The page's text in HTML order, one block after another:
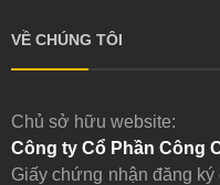
VỀ CHÚNG TÔI
Chủ sở hữu website:
Công ty Cổ Phần Công
Giấy chứng nhận đăng ký